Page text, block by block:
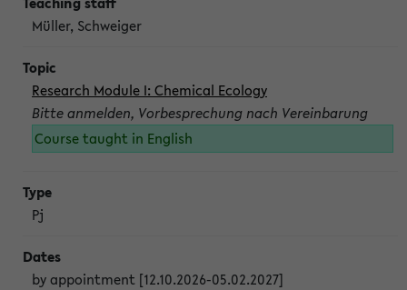
Müller, Schweiger
Research Module I: Chemical Ecology
Bitte anmelden, Vorbesprechung nach Vereinbarung
Course taught in English
Pj
by appointment [12.10.2026-05.02.2027]